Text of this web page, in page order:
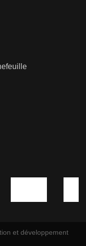
et développement